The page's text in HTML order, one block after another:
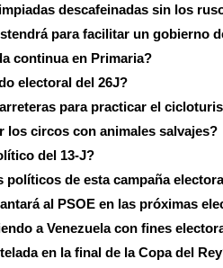
descafeinadas sin los
para facilitar un gobierno
continua en Primaria?
electoral del 26J?
para practicar el
los circos con animales salvajes?
del 13-J?
políticos de esta campaña
al PSOE en las próximas
a Venezuela con fines
en la final de la Copa del